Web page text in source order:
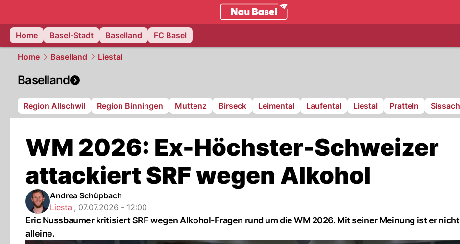
basel.
Home
Basel-Stadt Baselland FC Basel
Home Baselland Liestal
Baselland
Region Allschwil Region Binningen Muttenz Birseck Leimental Laufental Liestal Pratteln Sissach
WM 2026: Ex-Höchster-Schweizer
attackiert SRF wegen Alkohol
Andrea Schüpbach
Liestal, 07.07.2026 - 12:00
Eric Nussbaumer kritisiert SRF wegen Alkohol-Fragen rund um die WM 2026. Mit seiner Meinung ist er nicht
alleine.